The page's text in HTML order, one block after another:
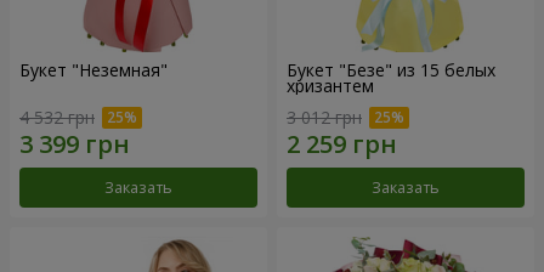
Букет "Неземная"
4 532 грн
Заказать
Букет "Безе" из 15 белых
хризантем
3 012 грн
Заказать